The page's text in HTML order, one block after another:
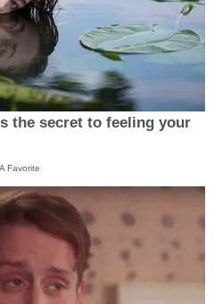
the secret to feeling your
Favorite